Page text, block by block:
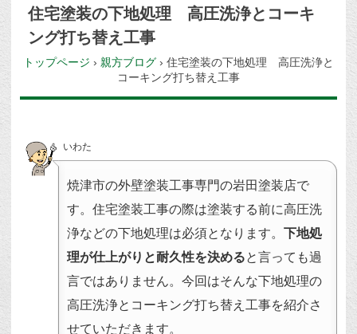
住宅塗装の下地処理 高圧洗浄とコーキ
ング打ち替え工事
トップページ › 親方ブログ › 住宅塗装の下地処理 高圧洗浄と
コーキング打ち替え工事
いわた
焼津市の外壁塗装工事専門の岩田塗装店で
す。住宅塗装工事の際は塗装する前に高圧洗
浄などの下地処理は必須となります。下地処
理が仕上がりと耐久性を決めると言っても過
言ではありません。今回はそんな下地処理の
高圧洗浄とコーキング打ち替え工事を紹介さ
せていただきます。